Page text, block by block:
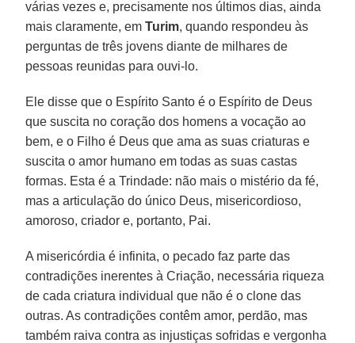
várias vezes e, precisamente nos últimos dias, ainda
mais claramente, emTurim, quando respondeu às
perguntas de três jovens diante de milhares de
pessoas reunidas para ouvi-lo.
Ele disse que o Espírito Santo é o Espírito de Deus
que suscita no coração dos homens a vocação ao
bem, e o Filho é Deus que ama as suas criaturas e
suscita o amor humano em todas as suas castas
formas. Esta é a Trindade: não mais o mistério da fé,
mas a articulação do único Deus, misericordioso,
amoroso, criador e, portanto, Pai.
A misericórdia é infinita, o pecado faz parte das
contradições inerentes à Criação, necessária riqueza
de cada criatura individual que não é o clone das
outras. As contradições contêm amor, perdão, mas
também raiva contra as injustiças sofridas e vergonha